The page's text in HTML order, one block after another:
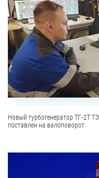
Новый турбогенератор ТГ-2Т
поставлен на валоповорот